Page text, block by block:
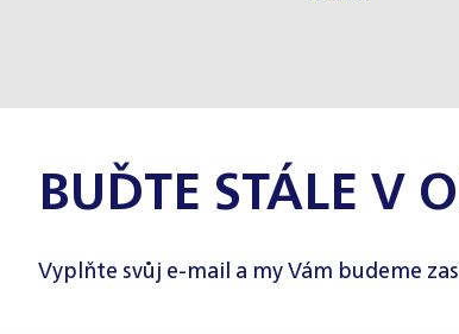
BUĎTE STÁLE V
Vyplňte svůj e-mail a my Vám budeme